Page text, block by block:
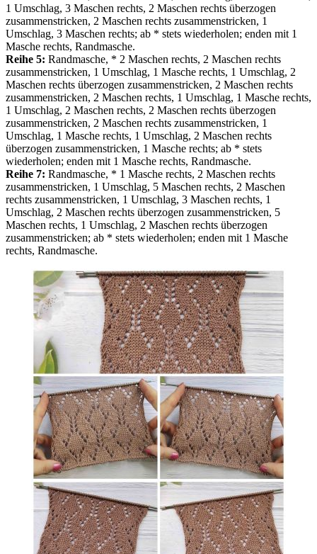
1 Umschlag, 3 Maschen rechts, 2 Maschen rechts überzogen
zusammenstricken, 2 Maschen rechts zusammenstricken, 1
Umschlag, 3 Maschen rechts; ab * stets wiederholen; enden mit 1
Masche rechts, Randmasche.
Reihe 5: Randmasche, * 2 Maschen rechts, 2 Maschen rechts
zusammenstricken, 1 Umschlag, 1 Masche rechts, 1 Umschlag, 2
Maschen rechts überzogen zusammenstricken, 2 Maschen rechts
zusammenstricken, 2 Maschen rechts, 1 Umschlag, 1 Masche rechts,
1 Umschlag, 2 Maschen rechts, 2 Maschen rechts überzogen
zusammenstricken, 2 Maschen rechts zusammenstricken, 1
Umschlag, 1 Masche rechts, 1 Umschlag, 2 Maschen rechts
überzogen zusammenstricken, 1 Masche rechts; ab * stets
wiederholen; enden mit 1 Masche rechts, Randmasche.
Reihe 7: Randmasche, * 1 Masche rechts, 2 Maschen rechts
zusammenstricken, 1 Umschlag, 5 Maschen rechts, 2 Maschen
rechts zusammenstricken, 1 Umschlag, 3 Maschen rechts, 1
Umschlag, 2 Maschen rechts überzogen zusammenstricken, 5
Maschen rechts, 1 Umschlag, 2 Maschen rechts überzogen
zusammenstricken; ab * stets wiederholen; enden mit 1 Masche
rechts, Randmasche.